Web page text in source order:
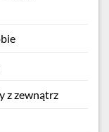
z zewnątrz